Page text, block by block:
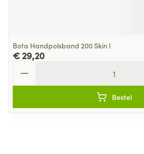
Bota Handpolsband 200 Skin l
€ 29,20
Bestel